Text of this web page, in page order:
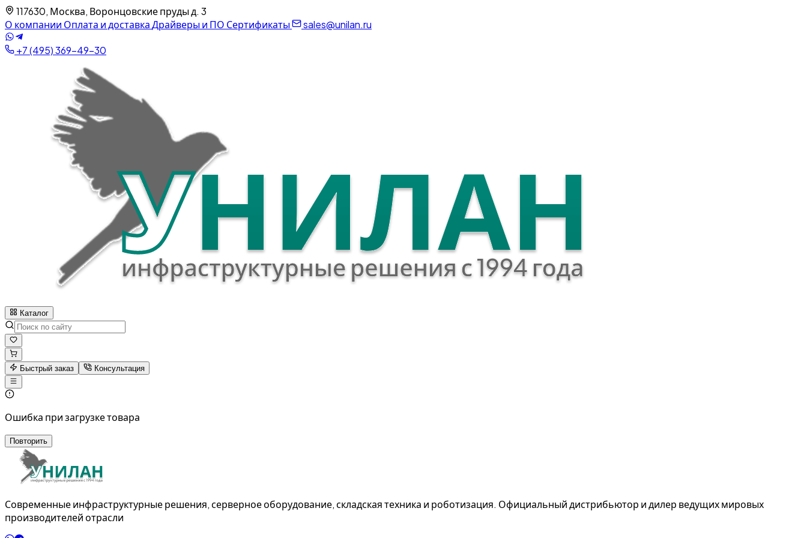
117630, Москва, Воронцовские пруды д. 3
О компании Оплата и доставкаДрайверы и ПО Сертификаты sales@unilan.ru
+7 (495) 369-49-30
Каталог
Быстрый заказ Консультация
Ошибка при загрузке товара
Повторить
Современные инфраструктурные решения, серверное оборудование, складская техника и роботизация. Официальный дистрибьютор и дилер ведущих мировых
производителей отрасли